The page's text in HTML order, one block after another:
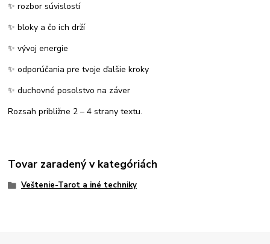
✨ rozbor súvislostí
✨ bloky a čo ich drží
✨ vývoj energie
✨ odporúčania pre tvoje ďalšie kroky
✨ duchovné posolstvo na záver
Rozsah približne 2 – 4 strany textu.
Tovar zaradený v kategóriách
Veštenie-Tarot a iné techniky